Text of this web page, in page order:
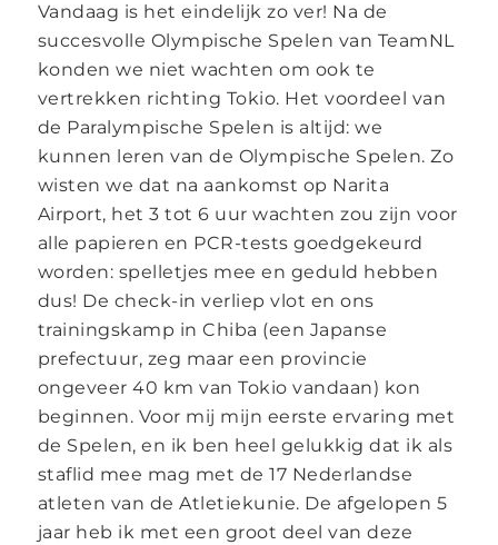
Vandaag is het eindelijk zo ver! Na de
succesvolle Olympische Spelen van TeamNL
konden we niet wachten om ook te
vertrekken richting Tokio. Het voordeel van
de Paralympische Spelen is altijd: we
kunnen leren van de Olympische Spelen. Zo
wisten we dat na aankomst op Narita
Airport, het 3 tot 6 uur wachten zou zijn voor
alle papieren en PCR-tests goedgekeurd
worden: spelletjes mee en geduld hebben
dus! De check-in verliep vlot en ons
trainingskamp in Chiba (een Japanse
prefectuur, zeg maar een provincie
ongeveer 40 km van Tokio vandaan) kon
beginnen. Voor mij mijn eerste ervaring met
de Spelen, en ik ben heel gelukkig dat ik als
staflid mee mag met de 17 Nederlandse
atleten van de Atletiekunie. De afgelopen 5
jaar heb ik met een groot deel van deze